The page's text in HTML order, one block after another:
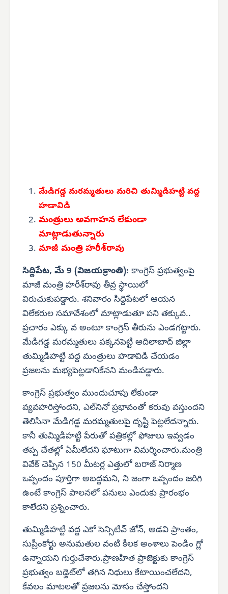
మేడిగడ్డ మరమ్మతులు మరిచి తుమ్మిడిహట్టి వద్ద
హడావిడి
మంత్రులు అవగాహన లేకుండా
మాట్లాడుతున్నారు
మాజీ మంత్రి హరీశ్‌రావు
సిద్దిపేట, మే 9 (విజయక్రాంతి): కాంగ్రెస్ ప్రభుత్వంపై
మాజీ మంత్రి హరీశ్‌రావు తీవ్ర స్థాయిలో
విరుచుకుపడ్డారు. శనివారం సిద్దిపేటలో ఆయన
విలేకరుల సమావేశంలో మాట్లాడుతూ పని తక్కువ..
ప్రచారం ఎక్కు వ అంటూ కాంగ్రెస్ తీరును ఎండగట్టారు.
మేడిగడ్డ మరమ్మతులు పక్కనపెట్టి ఆదిలాబాద్ జిల్లా
తుమ్మిడిహట్టి వద్ద మంత్రులు హడావిడి చేయడం
ప్రజలను మభ్యపెట్టడానికేనని మండిపడ్డారు.
కాంగ్రెస్ ప్రభుత్వం ముందుచూపు లేకుండా
వ్యవహరిస్తోందని, ఎల్‌నినో ప్రభావంతో కరువు వస్తుందని
తెలిసినా మేడిగడ్డ మరమ్మతులపై దృష్టి పెట్టలేదన్నారు.
కానీ తుమ్మిడిహట్టి పేరుతో పత్రికల్లో ఫోజులు ఇవ్వడం
తప్ప చేతల్లో ఏమీలేదని ఘాటుగా విమర్శించారు.మంత్రి
వివేక్ చెప్పిన 150 మీటర్ల ఎత్తులో బరాజ్ నిర్మాణ
ఒప్పందం పూర్తిగా అబద్ధమని, ని జంగా ఒప్పందం జరిగి
ఉంటే కాంగ్రెస్ పాలనలో పనులు ఎందుకు ప్రారంభం
కాలేదని ప్రశ్నించారు.
తుమ్మిడిహట్టి వద్ద ఎకో సెన్సిటివ్ జోన్, అడవి ప్రాంతం,
సుప్రీంకోర్టు అనుమతుల వంటి కీలక అంశాలు పెండిం గ్లో
ఉన్నాయని గుర్తుచేశారు.ప్రాణహిత ప్రాజెక్టుకు కాంగ్రెస్
ప్రభుత్వం బడ్జెట్‌లో తగిన నిధులు కేటాయించలేదని,
కేవలం మాటలతో ప్రజలను మోసం చేస్తోందని